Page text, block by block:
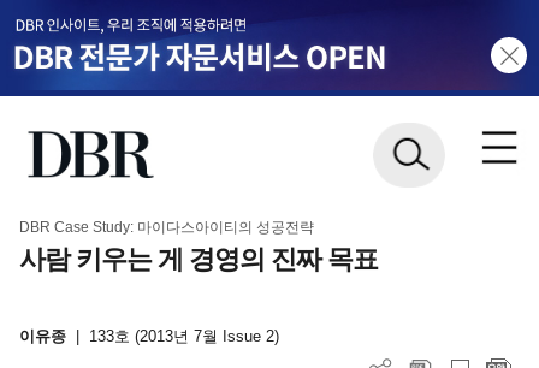
DBR Case Study: 마이다스아이티의 성공전략
사람 키우는 게 경영의 진짜 목표
이유종 133호 (2013년 7월 Issue 2)